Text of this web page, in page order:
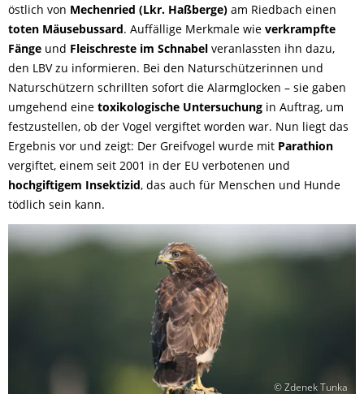
östlich von Mechenried (Lkr. Haßberge) am Riedbach einen
toten Mäusebussard. Auffällige Merkmale wie verkrampfte
Fänge und Fleischreste im Schnabel veranlassten ihn dazu,
den LBV zu informieren. Bei den Naturschützerinnen und
Naturschützern schrillten sofort die Alarmglocken – sie gaben
umgehend eine toxikologische Untersuchung in Auftrag, um
festzustellen, ob der Vogel vergiftet worden war. Nun liegt das
Ergebnis vor und zeigt: Der Greifvogel wurde mit Parathion
vergiftet, einem seit 2001 in der EU verbotenen und
hochgiftigem Insektizid, das auch für Menschen und Hunde
tödlich sein kann.
© Zdenek Tunka